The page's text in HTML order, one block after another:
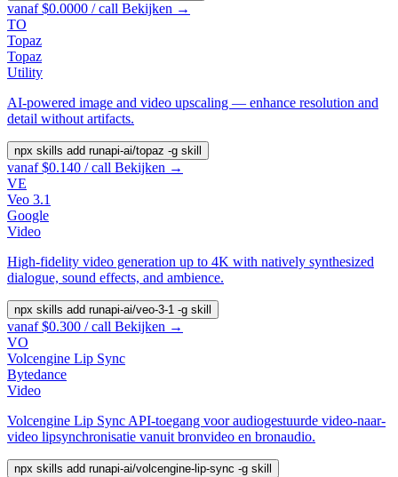
vanaf $0.0000 / call Bekijken →
TO
Topaz
Topaz
Utility
AI-powered image and video upscaling — enhance resolution and
detail without artifacts.
npx skills add runapi-ai/topaz -g skill
vanaf $0.140 / call Bekijken →
VE
Veo 3.1
Google
Video
High-fidelity video generation up to 4K with natively synthesized
dialogue, sound effects, and ambience.
npx skills add runapi-ai/veo-3-1 -g skill
vanaf $0.300 / call Bekijken →
VO
Volcengine Lip Sync
Bytedance
Video
Volcengine Lip Sync API-toegang voor audiogestuurde video-naar-
video lipsynchronisatie vanuit bronvideo en bronaudio.
npx skills add runapi-ai/volcengine-lip-sync -g skill